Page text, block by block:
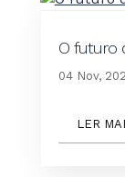
O futuro
04 Nov,
LER